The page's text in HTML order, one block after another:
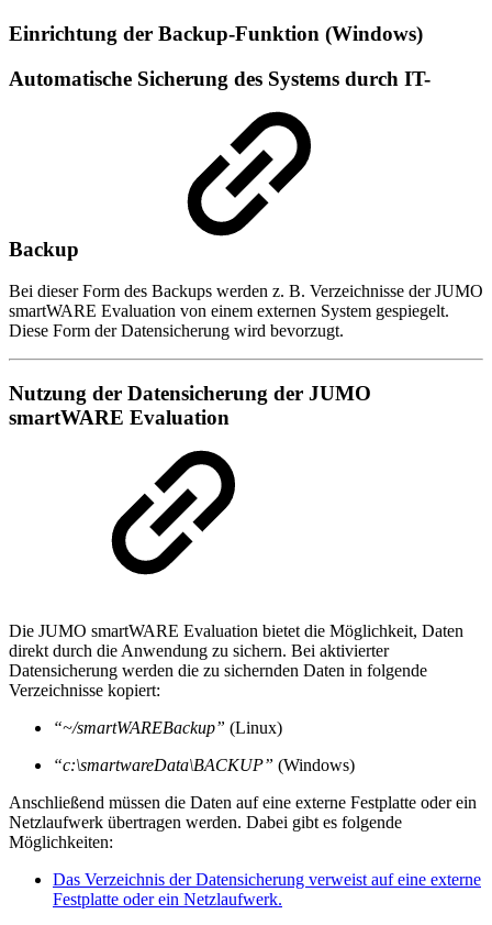
Einrichtung der Backup-Funktion (Windows)
Automatische Sicherung des Systems durch IT-
Backup
Bei dieser Form des Backups werden z. B. Verzeichnisse der JUMO
smartWARE Evaluation von einem externen System gespiegelt.
Diese Form der Datensicherung wird bevorzugt.
Nutzung der Datensicherung der JUMO
smartWARE Evaluation
Die JUMO smartWARE Evaluation bietet die Möglichkeit, Daten
direkt durch die Anwendung zu sichern. Bei aktivierter
Datensicherung werden die zu sichernden Daten in folgende
Verzeichnisse kopiert:
“~/smartWAREBackup” (Linux)
“c:\smartwareData\BACKUP” (Windows)
Anschließend müssen die Daten auf eine externe Festplatte oder ein
Netzlaufwerk übertragen werden. Dabei gibt es folgende
Möglichkeiten:
Das Verzeichnis der Datensicherung verweist auf eine externe
Festplatte oder ein Netzlaufwerk.